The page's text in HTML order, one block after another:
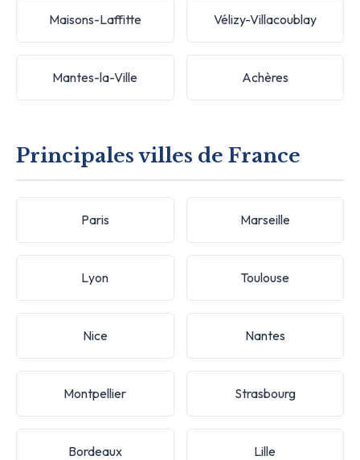
Maisons-Laffitte Vélizy-Villacoublay
Mantes-la-Ville Achères
Principales villes de France
Paris Marseille
Lyon Toulouse
Nice Nantes
Montpellier Strasbourg
Bordeaux Lille